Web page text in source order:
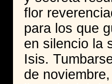
flor
para los que
en silencio la
Isis.
de